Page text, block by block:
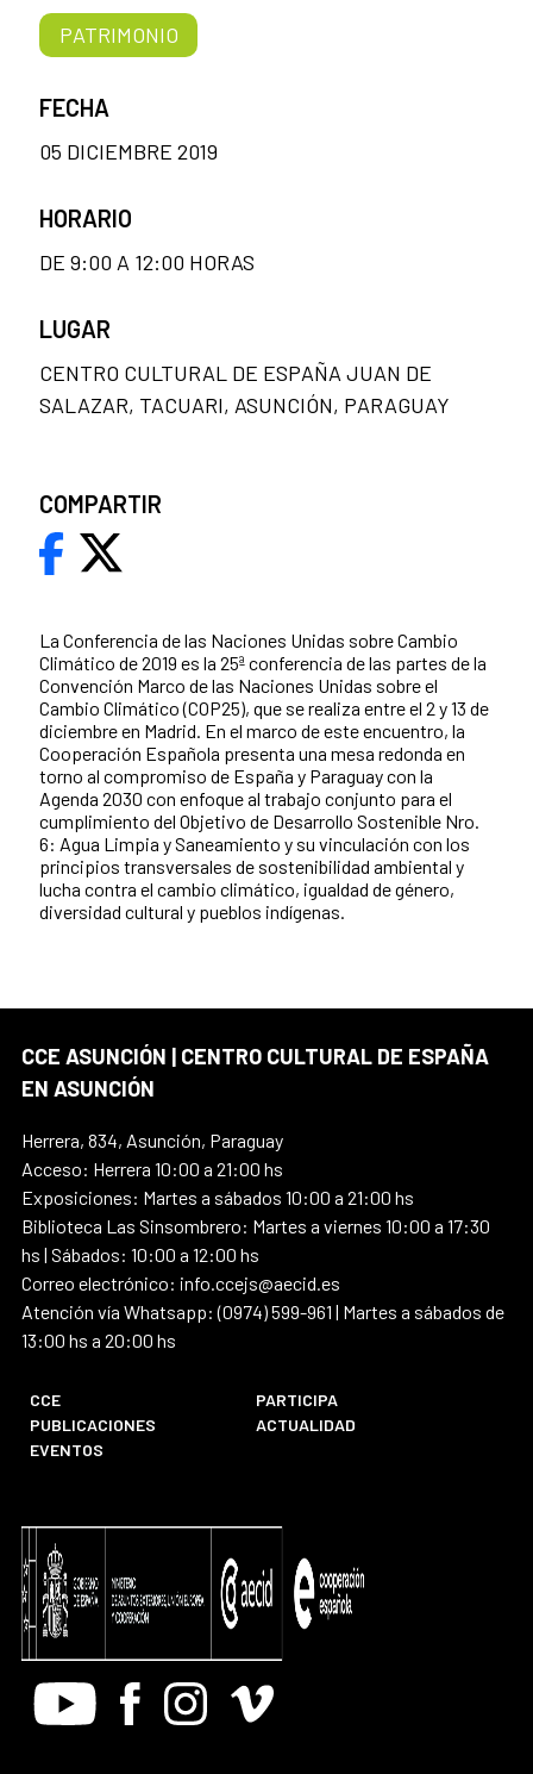
La Conferencia de las Naciones Unidas sobre Cambio
Climático de 2019 es la 25ª conferencia de las partes de la
Convención Marco de las Naciones Unidas sobre el
Cambio Climático (COP25), que se realiza entre el 2 y 13 de
diciembre en Madrid. En el marco de este encuentro, la
Cooperación Española presenta una mesa redonda en
torno al compromiso de España y Paraguay con la
Agenda 2030 con enfoque al trabajo conjunto para el
cumplimiento del Objetivo de Desarrollo Sostenible Nro.
6: Agua Limpia y Saneamiento y su vinculación con los
principios transversales de sostenibilidad ambiental y
lucha contra el cambio climático, igualdad de género,
diversidad cultural y pueblos indígenas.
PATRIMONIO
FECHA
05 DICIEMBRE 2019
HORARIO
DE 9:00 A 12:00 HORAS
LUGAR
CENTRO CULTURAL DE ESPAÑA JUAN DE
SALAZAR, TACUARI, ASUNCIÓN, PARAGUAY
COMPARTIR
CCE ASUNCIÓN | CENTRO CULTURAL DE ESPAÑA
EN ASUNCIÓN
Herrera, 834, Asunción, Paraguay
Acceso: Herrera 10:00 a 21:00 hs
Exposiciones: Martes a sábados 10:00 a 21:00 hs
Biblioteca Las Sinsombrero: Martes a viernes 10:00 a 17:30
hs | Sábados: 10:00 a 12:00 hs
Correo electrónico: info.ccejs@aecid.es
Atención vía Whatsapp: (0974) 599-961 | Martes a sábados de
13:00 hs a 20:00 hs
CCE
PARTICIPA
PUBLICACIONES
ACTUALIDAD
EVENTOS
Youtube FacebookInstagram
Vimeo